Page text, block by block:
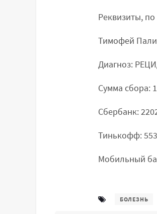
Реквизиты,
Тимофей
Диагноз:
Сумма сбора:
Сбербанк:
Тинькофф:
Мобильный
БОЛЕЗНЬ